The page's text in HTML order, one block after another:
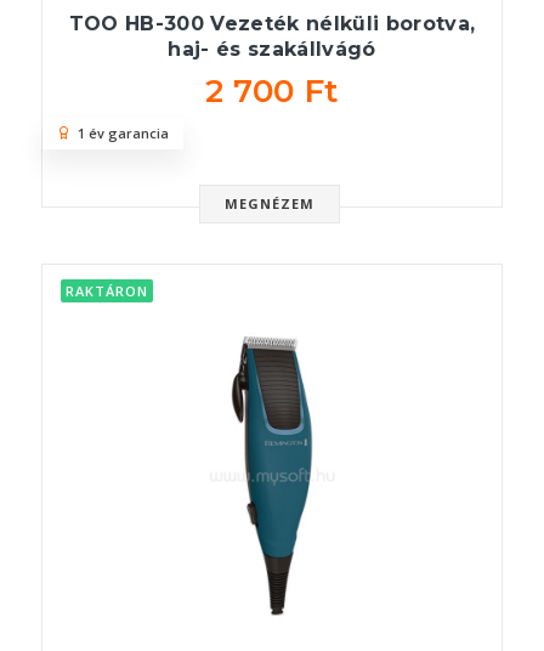
TOO HB-300 Vezeték nélküli borotva,
haj- és szakállvágó
2 700 Ft
MEGNÉZEM
1 év garancia
RAKTÁRON